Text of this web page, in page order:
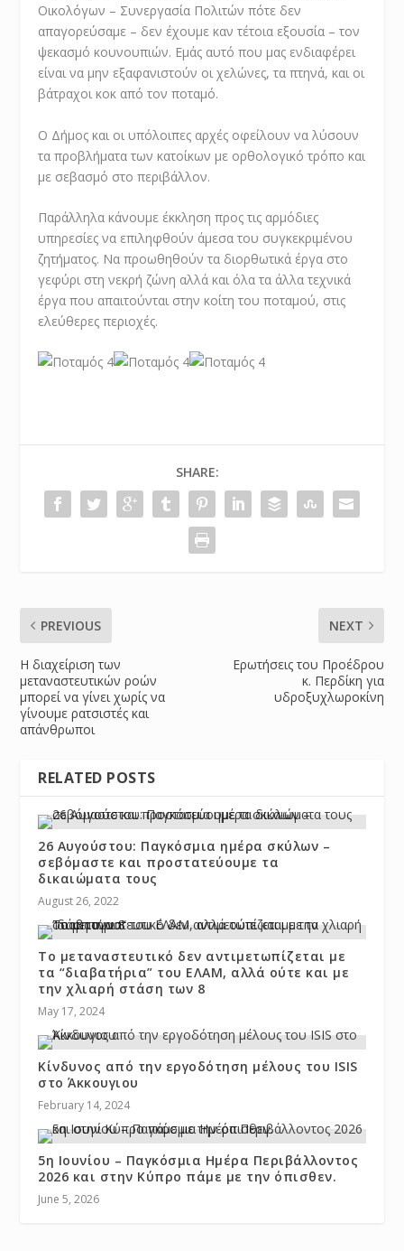
Οικολόγων – Συνεργασία Πολιτών πότε δεν
απαγορεύσαμε – δεν έχουμε καν τέτοια εξουσία – τον
ψεκασμό κουνουπιών. Εμάς αυτό που μας ενδιαφέρει
είναι να μην εξαφανιστούν οι χελώνες, τα πτηνά, και οι
βάτραχοι κοκ από τον ποταμό.
Ο Δήμος και οι υπόλοιπες αρχές οφείλουν να λύσουν
τα προβλήματα των κατοίκων με ορθολογικό τρόπο και
με σεβασμό στο περιβάλλον.
Παράλληλα κάνουμε έκκληση προς τις αρμόδιες
υπηρεσίες να επιληφθούν άμεσα του συγκεκριμένου
ζητήματος. Να προωθηθούν τα διορθωτικά έργα στο
γεφύρι στη νεκρή ζώνη αλλά και όλα τα άλλα τεχνικά
έργα που απαιτούνται στην κοίτη του ποταμού, στις
ελεύθερες περιοχές.
SHARE:
PREVIOUS
Η διαχείριση των
μεταναστευτικών ροών
μπορεί να γίνει χωρίς να
γίνουμε ρατσιστές και
απάνθρωποι
NEXT
Ερωτήσεις του Προέδρου
κ. Περδίκη για
υδροξυχλωροκίνη
RELATED POSTS
26 Αυγούστου: Παγκόσμια ημέρα σκύλων –
σεβόμαστε και προστατεύουμε τα
δικαιώματα τους
August 26, 2022
Το μεταναστευτικό δεν αντιμετωπίζεται με
τα “διαβατήρια” του ΕΛΑΜ, αλλά ούτε και με
την χλιαρή στάση των 8
May 17, 2024
Κίνδυνος από την εργοδότηση μέλους του ISIS
στο Άκκουγιου
February 14, 2024
5η Ιουνίου – Παγκόσμια Ημέρα Περιβάλλοντος
2026 και στην Κύπρο πάμε με την όπισθεν.
June 5, 2026